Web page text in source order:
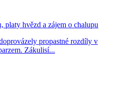
platy hvězd a zájem o chalupu
propastné rozdíly v
Zákulisí...